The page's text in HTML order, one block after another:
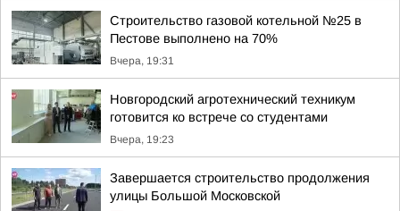
Строительство газовой котельной №25 в
Пестове выполнено на 70%
Вчера, 19:31
Новгородский агротехнический техникум
готовится ко встрече со студентами
Вчера, 19:23
Завершается строительство продолжения
улицы Большой Московской